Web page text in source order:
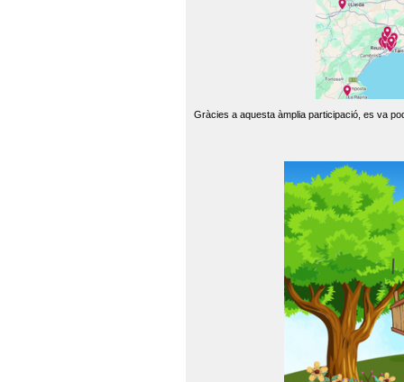
Gràcies a aquesta àmplia participació, es va